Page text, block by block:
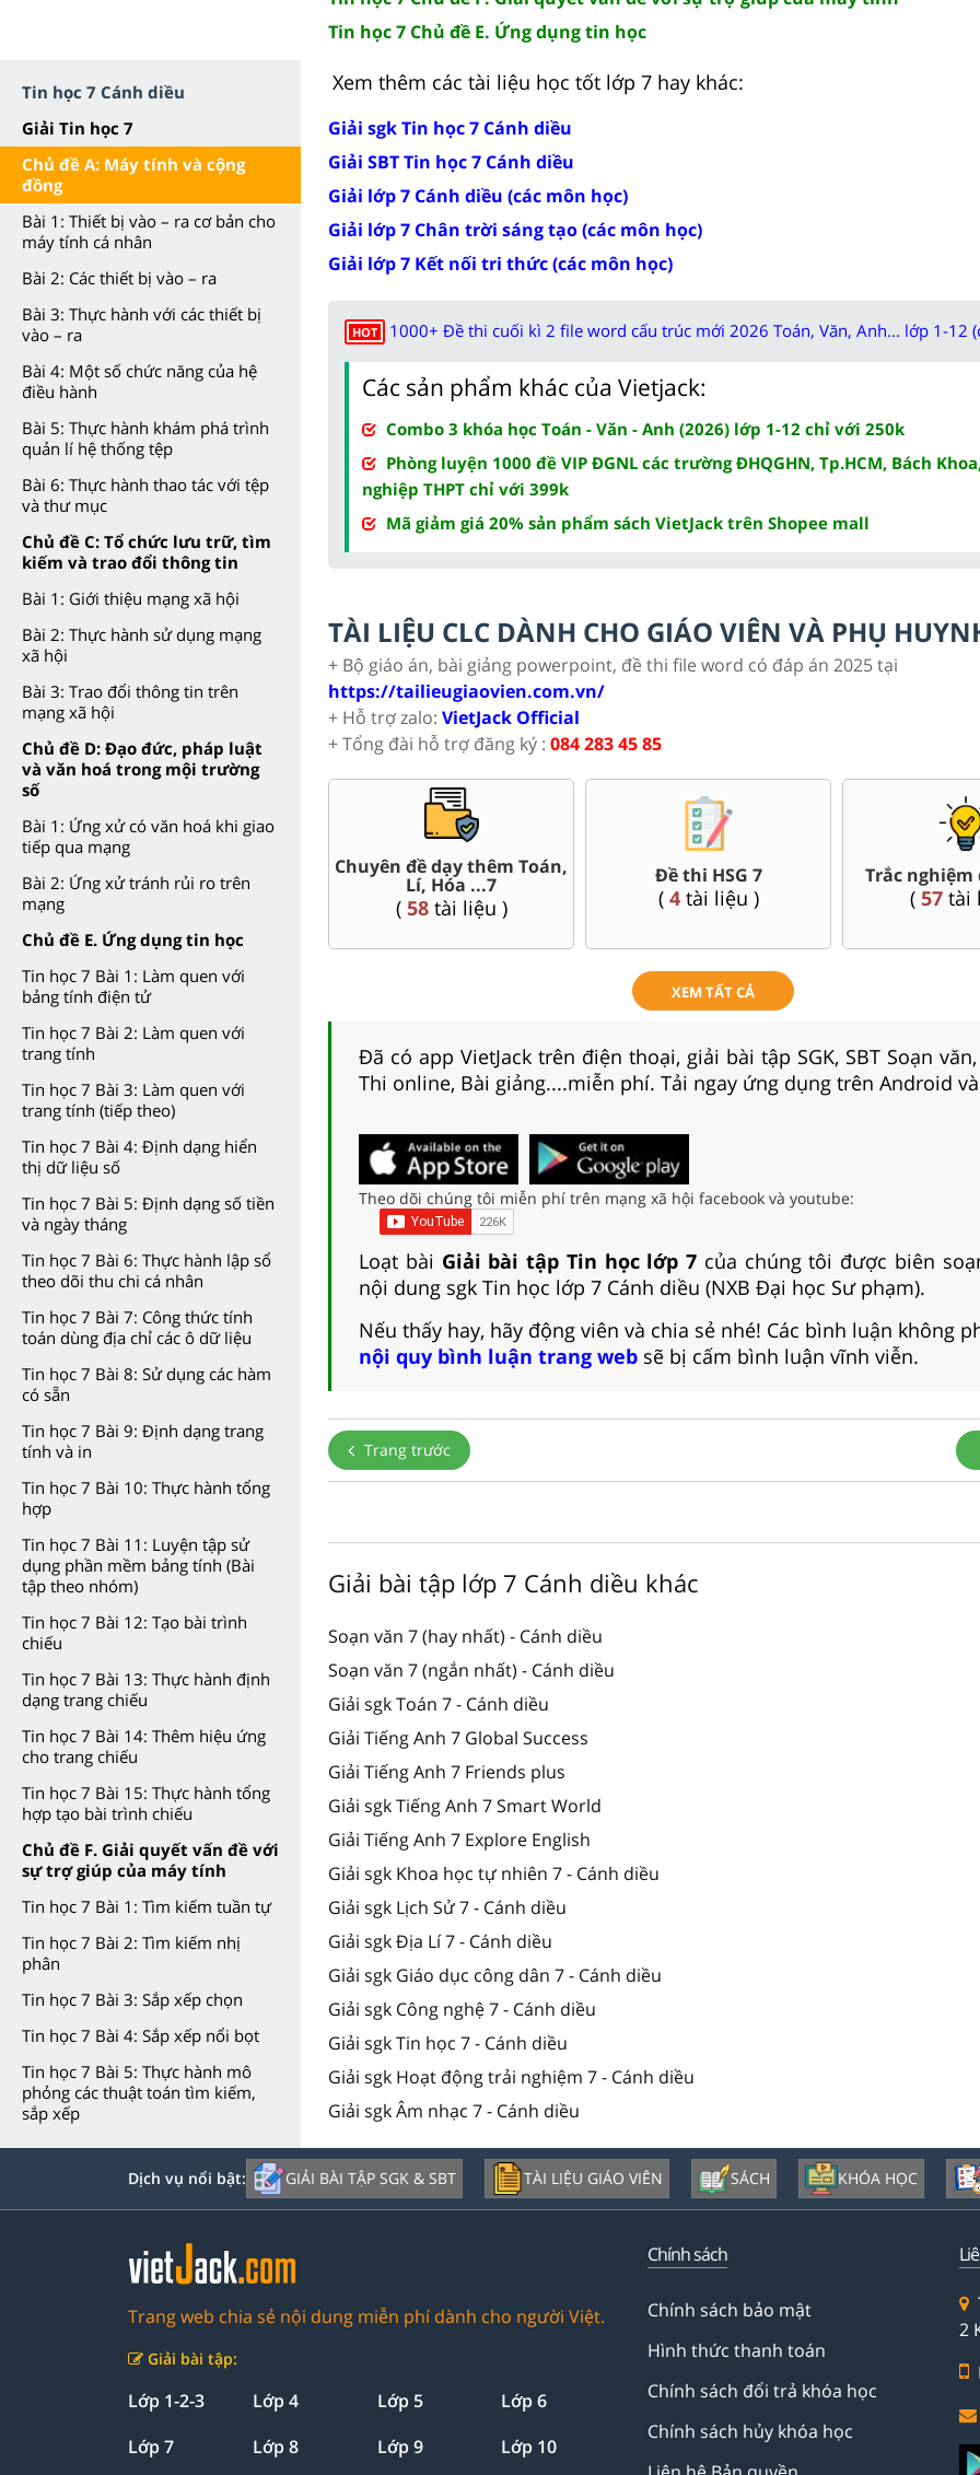
Tin học 7 Cánh diều
Giải Tin học 7
Chủ đề A: Máy tính và cộng
đồng
Bài 1: Thiết bị vào – ra cơ bản cho
máy tính cá nhân
Bài 2: Các thiết bị vào – ra
Bài 3: Thực hành với các thiết bị
vào – ra
Bài 4: Một số chức năng của hệ
điều hành
Bài 5: Thực hành khám phá trình
quản lí hệ thống tệp
Bài 6: Thực hành thao tác với tệp
và thư mục
Chủ đề C: Tổ chức lưu trữ, tìm
kiếm và trao đổi thông tin
Bài 1: Giới thiệu mạng xã hội
Bài 2: Thực hành sử dụng mạng
xã hội
Bài 3: Trao đổi thông tin trên
mạng xã hội
Chủ đề D: Đạo đức, pháp luật
và văn hoá trong mội trường
số
Bài 1: Ứng xử có văn hoá khi giao
tiếp qua mạng
Bài 2: Ứng xử tránh rủi ro trên
mạng
Chủ đề E. Ứng dụng tin học
Tin học 7 Bài 1: Làm quen với
bảng tính điện tử
Tin học 7 Bài 2: Làm quen với
trang tính
Tin học 7 Bài 3: Làm quen với
trang tính (tiếp theo)
Tin học 7 Bài 4: Định dạng hiển
thị dữ liệu số
Tin học 7 Bài 5: Định dạng số tiền
và ngày tháng
Tin học 7 Bài 6: Thực hành lập sổ
theo dõi thu chi cá nhân
Tin học 7 Bài 7: Công thức tính
toán dùng địa chỉ các ô dữ liệu
Tin học 7 Bài 8: Sử dụng các hàm
có sẵn
Tin học 7 Bài 9: Định dạng trang
tính và in
Tin học 7 Bài 10: Thực hành tổng
hợp
Tin học 7 Bài 11: Luyện tập sử
dụng phần mềm bảng tính (Bài
tập theo nhóm)
Tin học 7 Bài 12: Tạo bài trình
chiếu
Tin học 7 Bài 13: Thực hành định
dạng trang chiếu
Tin học 7 Bài 14: Thêm hiệu ứng
cho trang chiếu
Tin học 7 Bài 15: Thực hành tổng
hợp tạo bài trình chiếu
Chủ đề F. Giải quyết vấn đề với
sự trợ giúp của máy tính
Tin học 7 Bài 1: Tìm kiếm tuần tự
Tin học 7 Bài 2: Tìm kiếm nhị
phân
Tin học 7 Bài 3: Sắp xếp chọn
Tin học 7 Bài 4: Sắp xếp nổi bọt
Tin học 7 Bài 5: Thực hành mô
phỏng các thuật toán tìm kiếm,
sắp xếp
Tin học 7 Chủ đề E. Ứng dụng tin học
Xem thêm các tài liệu học tốt lớp 7 hay khác:
Giải sgk Tin học 7 Cánh diều
Giải SBT Tin học 7 Cánh diều
Giải lớp 7 Cánh diều (các môn học)
Giải lớp 7 Chân trời sáng tạo (các môn học)
Giải lớp 7 Kết nối tri thức (các môn học)
HOT 1000+ Đề thi cuối kì 2 file word cấu trúc mới 2026 Toán, Văn, Anh... lớp 1-12
Các sản phẩm khác của Vietjack:
Combo 3 khóa học Toán - Văn - Anh (2026) lớp 1-12 chỉ với 250k
Phòng luyện 1000 đề VIP ĐGNL các trường ĐHQGHN, Tp.HCM, Bách
nghiệp THPT chỉ với 399k
Mã giảm giá 20% sản phẩm sách VietJack trên Shopee mall
TÀI LIỆU CLC DÀNH CHO GIÁO VIÊN VÀ PHỤ
+ Bộ giáo án, bài giảng powerpoint, đề thi file word có đáp án 2025 tại
https://tailieugiaovien.com.vn/
+ Hỗ trợ zalo: VietJack Official
+ Tổng đài hỗ trợ đăng ký : 084 283 45 85
Giáo án word 7
(80 tài liệu )
Chuyên đề dạy thêm Toán,
Lí, Hóa ...7
( 58tài liệu )
Đề thi HSG 7
( 4tài liệu )
Trắc nghiệm
( 57tài
XEM TẤT CẢ
Đã có app VietJack trên điện thoại, giải bài tập SGK, SBT Soạn
Thi online, Bài giảng....miễn phí. Tải ngay ứng dụng trên Android và
Theo dõi chúng tôi miễn phí trên mạng xã hội facebook và youtube:
Loạt bài Giải bài tập Tin học lớp 7 của chúng tôi được biên
nội dung sgk Tin học lớp 7 Cánh diều (NXB Đại học Sư phạm).
Nếu thấy hay, hãy động viên và chia sẻ nhé! Các bình luận không
nội quy bình luận trang web sẽ bị cấm bình luận vĩnh viễn.
Trang trước
Giải bài tập lớp 7 Cánh diều khác
Soạn văn 7 (hay nhất) - Cánh diều
Soạn văn 7 (ngắn nhất) - Cánh diều
Giải sgk Toán 7 - Cánh diều
Giải Tiếng Anh 7 Global Success
Giải Tiếng Anh 7 Friends plus
Giải sgk Tiếng Anh 7 Smart World
Giải Tiếng Anh 7 Explore English
Giải sgk Khoa học tự nhiên 7 - Cánh diều
Giải sgk Lịch Sử 7 - Cánh diều
Giải sgk Địa Lí 7 - Cánh diều
Giải sgk Giáo dục công dân 7 - Cánh diều
Giải sgk Công nghệ 7 - Cánh diều
Giải sgk Tin học 7 - Cánh diều
Giải sgk Hoạt động trải nghiệm 7 - Cánh diều
Giải sgk Âm nhạc 7 - Cánh diều
Dịch vụ nổi bật: GIẢI BÀI TẬP SGK & SBT TÀI LIỆU GIÁO VIÊN SÁCH KHÓA HỌC
Trang web chia sẻ nội dung miễn phí dành cho người Việt.
Giải bài tập:
Lớp 1-2-3 Lớp 4 Lớp 5
Lớp 6
Lớp 7
Lớp 8 Lớp 9 Lớp 10
Chính sách
Chính sách bảo mật
Hình thức thanh toán
Chính sách đổi trả khóa học
Chính sách hủy khóa học
2